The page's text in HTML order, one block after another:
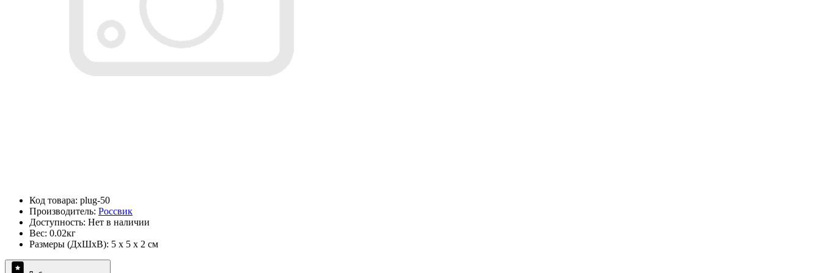
Код товара: plug-50
Производитель: Россвик
Доступность: Нет в наличии
Вес: 0.02кг
Размеры (ДxШxВ): 5 x 5 x 2 см